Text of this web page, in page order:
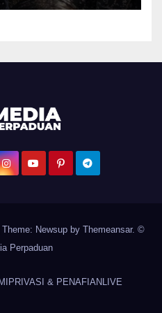
Theme: Newsup by Themeansar. ©
Perpaduan
PRIVASI & PENAFIANLIVE